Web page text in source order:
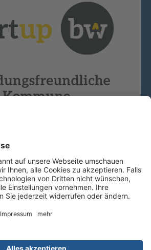
Alle Rechte vorbehalten